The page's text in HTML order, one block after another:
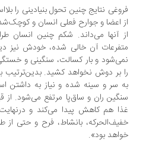
نتایج چنین تحول بنیادینی را
اعضا و جوارح فعلی انسان و کوچک‌شدن و
آنها می‌داند. شکم چنین انسان طراز
آن خالی شده، خودش نیز دیگر
و بار کسالت، سنگینی و خستگی
بر دوش نخواهد کشید. بدین‌ترتیب به‌تدریج
سر و سینه شده و نیاز به داشتن
ران و ساق‌پا مرتفع می‌شود. از قبیل این
هم کاهش پیدا می‌کند و درنهایت این
بانشاط، فرح و حتی از طیور
بود».